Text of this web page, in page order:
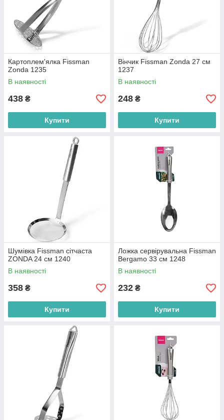
Картоплем'ялка Fissman
Zonda 1235
В наявності
438 ₴
Купити
Вінчик Fissman Zonda 27 см
1237
В наявності
248 ₴
Купити
Шумівка Fissman сітчаста
ZONDA 24 см 1240
В наявності
358 ₴
Купити
Ложка сервірувальна Fissman
Bergamo 33 см 1248
В наявності
232 ₴
Купити